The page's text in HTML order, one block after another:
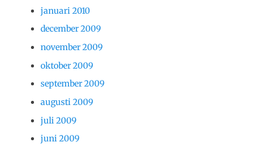
januari 2010
december 2009
november 2009
oktober 2009
september 2009
augusti 2009
juli 2009
juni 2009